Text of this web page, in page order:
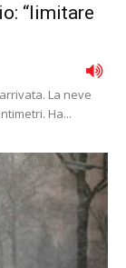
“limitare
La neve
Ha...